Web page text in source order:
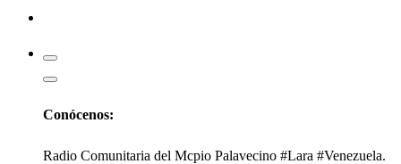
Kabudari
Conócenos:
Radio Comunitaria del Mcpio Palavecino #Lara #Venezuela.